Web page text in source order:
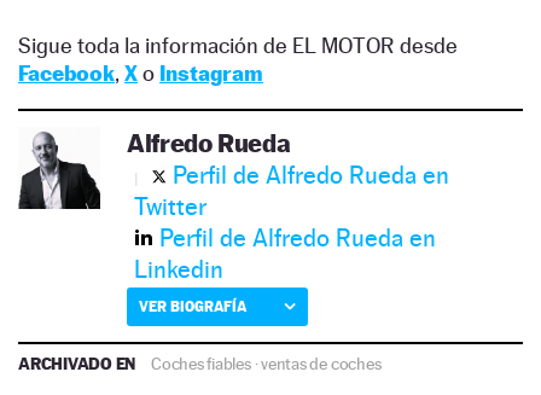
Sigue toda la información de EL MOTOR desde
Facebook, Xo Instagram
Alfredo Rueda
Perfil de Alfredo Rueda en
Twitter
Perfil de Alfredo Rueda en
Linkedin
VER BIOGRAFÍA
ARCHIVADO EN Coches fiables·ventas de coches